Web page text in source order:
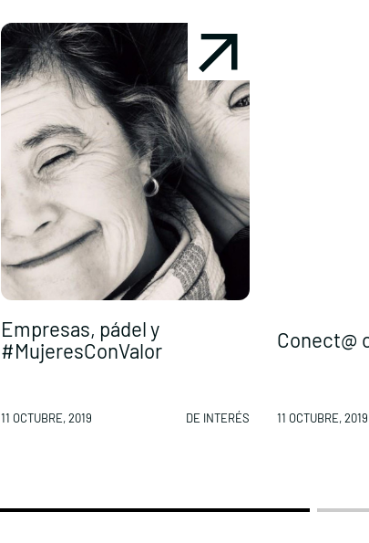
Empresas, pádel y
#MujeresConValor
11 OCTUBRE, 2019 DE INTERÉS
Conect@
11 OCTUBRE, 2019